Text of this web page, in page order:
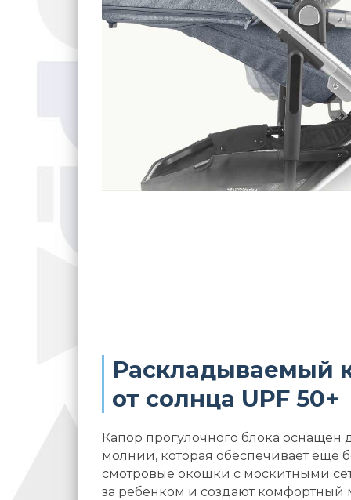
Раскладываемый
от солнца UPF 50+
Капор прогулочного блока
молнии, которая обеспечивает еще
смотровые окошки с москитными
за ребенком и создают комфортный